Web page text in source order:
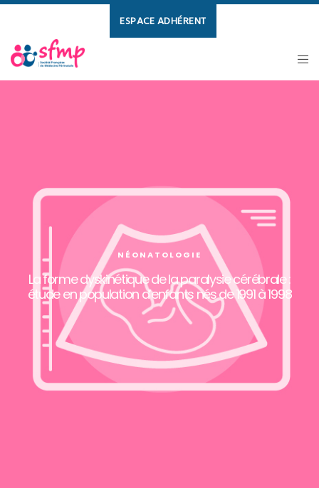
ESPACE ADHÉRENT
NÉONATOLOGIE
La forme dyskinétique de la paralysie cérébrale :
étude en population d’enfants nés de 1991 à 1998